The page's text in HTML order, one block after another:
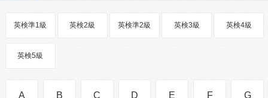
英検準1級 英検2級 英検準2級 英検3級 英検4級
英検5級
A B C D E F G